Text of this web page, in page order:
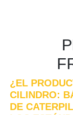
¿EL
CILINDRO:
DE